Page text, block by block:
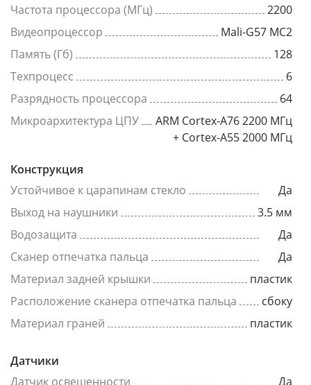
Частота процессора (МГц)
2200
Видеопроцессор
Mali-G57 MC2
Память (Гб)
128
Техпроцесс
6
Разрядность процессора
64
Микроархитектура ЦПУ
ARM Cortex-A76 2200 МГц
+ Cortex-A55 2000 МГц
Конструкция
Устойчивое к царапинам стекло
Да
Выход на наушники
3.5 мм
Водозащита
Да
Сканер отпечатка пальца
Да
Материал задней крышки
пластик
Расположение сканера отпечатка пальца
сбоку
Материал граней
пластик
Датчики
Датчик освещенности
Да